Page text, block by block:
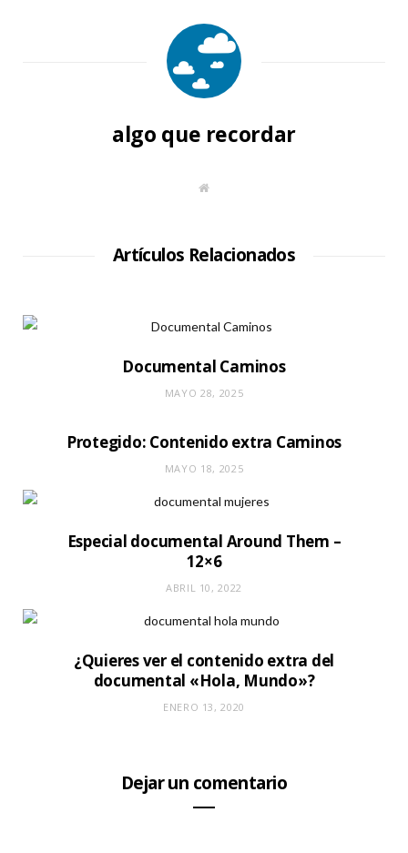
algo que recordar
S
W
Artículos Relacionados
Documental Caminos
MAYO 28, 2025
Protegido: Contenido extra Caminos
MAYO 18, 2025
Especial documental Around Them –
12×6
ABRIL 10, 2022
¿Quieres ver el contenido extra del
documental «Hola, Mundo»?
ENERO 13, 2020
Dejar un comentario